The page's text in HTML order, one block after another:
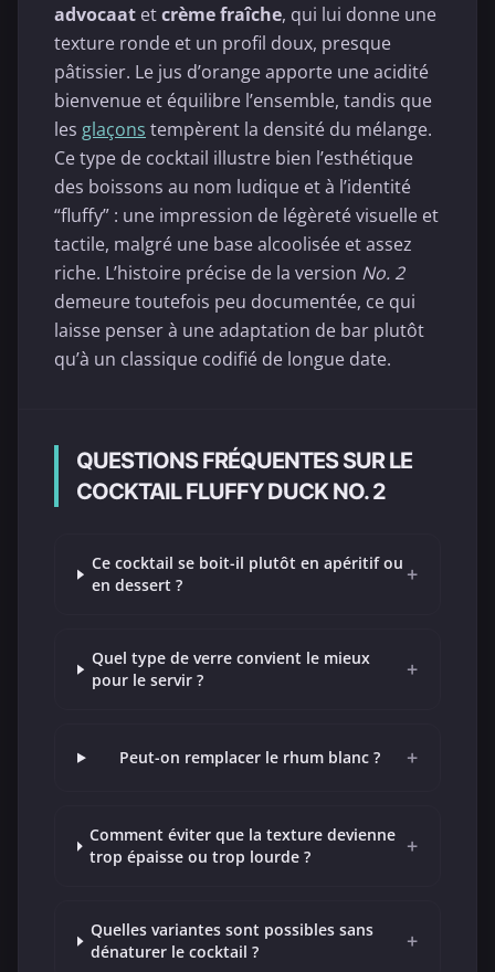
advocaat etcrème fraîche, qui lui donne une
texture ronde et un profil doux, presque
pâtissier. Le jus d’orange apporte une acidité
bienvenue et équilibre l’ensemble, tandis que
les glaçons tempèrent la densité du mélange.
Ce type de cocktail illustre bien l’esthétique
des boissons au nom ludique et à l’identité
“fluffy” : une impression de légèreté visuelle et
tactile, malgré une base alcoolisée et assez
riche. L’histoire précise de la version No. 2
demeure toutefois peu documentée, ce qui
laisse penser à une adaptation de bar plutôt
qu’à un classique codifié de longue date.
QUESTIONS FRÉQUENTES SUR LE
COCKTAIL FLUFFY DUCK NO. 2
Ce cocktail se boit-il plutôt en apéritif ou
en dessert ?
+
Quel type de verre convient le mieux
pour le servir ?
+
Peut-on remplacer le rhum blanc ? +
Comment éviter que la texture devienne
trop épaisse ou trop lourde ?
+
Quelles variantes sont possibles sans
dénaturer le cocktail ?
+